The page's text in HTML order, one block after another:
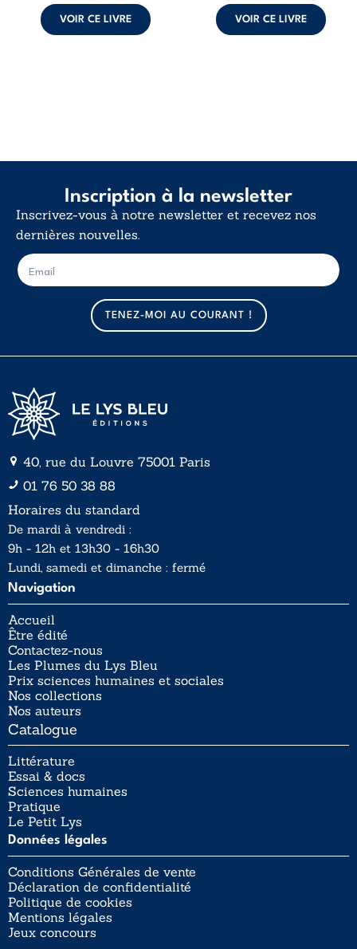
VOIR CE LIVRE VOIR CE LIVRE
Inscription à la newsletter
Inscrivez-vous à notre newsletter et recevez nos
dernières nouvelles.
m
a
i
l
E
-
m
TENEZ-MOI AU COURANT !
40, rue du Louvre 75001 Paris
01 76 50 38 88
Horaires du standard
De mardi à vendredi :
9h - 12h et 13h30 - 16h30
Lundi, samedi et dimanche : fermé
Navigation
Accueil
Être édité
Contactez-nous
Les Plumes du Lys Bleu
Prix sciences humaines et sociales
Nos collections
Nos auteurs
Catalogue
Littérature
Essai & docs
Sciences humaines
Pratique
Le Petit Lys
Données légales
Conditions Générales de vente
Déclaration de confidentialité
Politique de cookies
Mentions légales
Jeux concours